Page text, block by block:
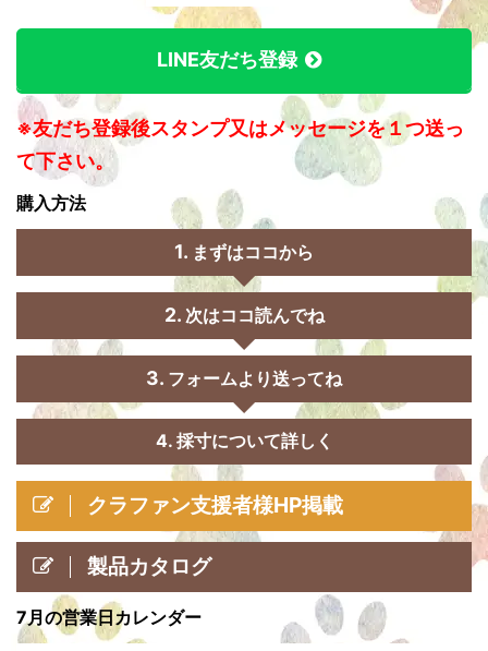
LINE友だち登録
※友だち登録後スタンプ又はメッセージを１つ送っ
て下さい。
購入方法
まずはココから
次はココ読んでね
フォームより送ってね
4. 採寸について詳しく
クラファン支援者様HP掲載
製品カタログ
7月の営業日カレンダー